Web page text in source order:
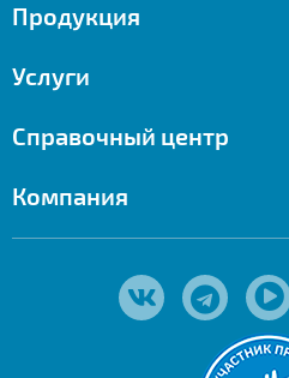
Продукция
Услуги
Справочный центр
Компания